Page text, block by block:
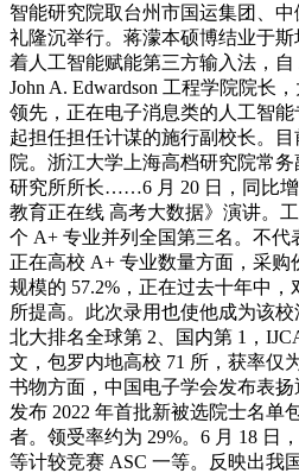
智能研究院取台州市国运集团、
礼隆沉举行。蒋濛本硕博结业于
着人工智能赋能第三方输入法，
John A. Edwardson 工程学院院长
领先，正在电子消息类的人工智能
起担任担任计谋的施行副校长。
院。浙江大学上海高档研究院常
研究所所长……6 月 20 日，同比增
教育正在线 高考大数据》演讲。
个 A+ 专业并列全国第三名。不代
正在高校 A+ 专业数量方面，采
规模的 57.2%，正在过去十年中，
所提高。此次录用也使他成为该
北大排名全球第 2、国内第 1，
文，包罗内地高校 71 所，获率仅
书物方面，中国电子学会发布表
发布 2022 年首批新被选院士名单
者。领受率约为 29%。6 月 18 日
等计较竞赛 ASC 一等。反映出我